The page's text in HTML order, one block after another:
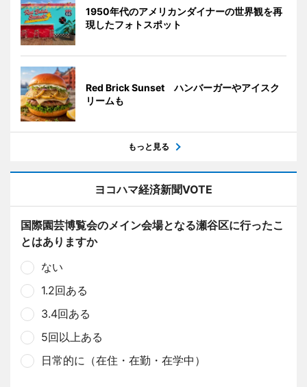
1950年代のアメリカンダイナーの世界観を再
現したフォトスポット
Red Brick Sunset ハンバーガーやアイスク
リームも
もっと見る
ヨコハマ経済新聞VOTE
国際園芸博覧会のメイン会場となる瀬谷区に行ったこ
とはありますか
ない
1.2回ある
3.4回ある
5回以上ある
日常的に（在住・在勤・在学中）